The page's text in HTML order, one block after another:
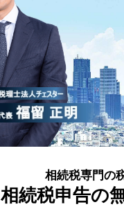
相続税専門の
相続税申告の